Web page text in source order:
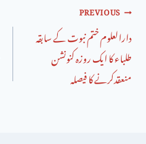
PREVIOUS
دارالعلوم ختم نبوت کے سابقہ
طلباء کا ایک روزہ کنونشن
منعقدکرنے کا فیصلہ